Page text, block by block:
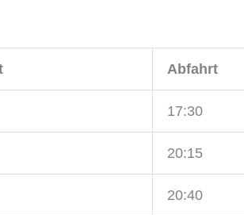
Abfahrt
17:30
20:15
20:40